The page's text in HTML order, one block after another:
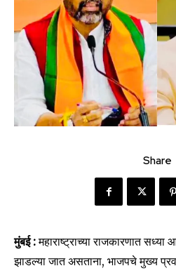
Share
मुंबई :महाराष्ट्राच्या राजकारणात सध्या
झाडल्या जात असताना, भाजपचे मुख्य